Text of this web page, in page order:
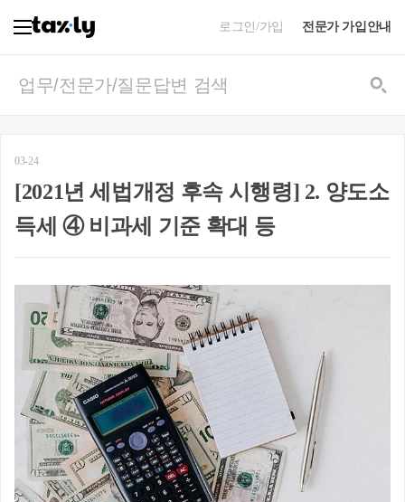
로그인/가입 전문가 가입안내
03-24
[2021년 세법개정 후속 시행령] 2. 양도소
득세 ④ 비과세 기준 확대 등